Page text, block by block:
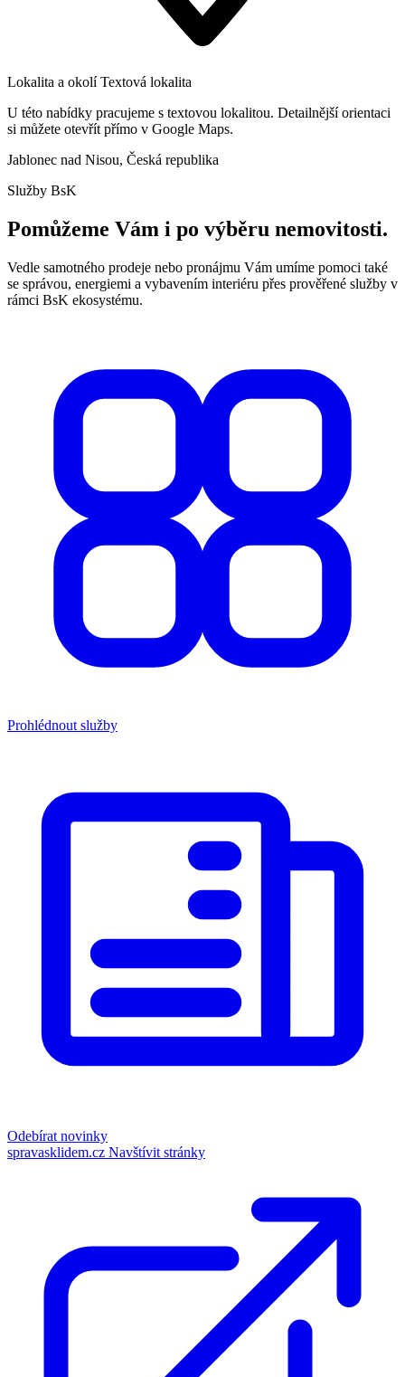
Lokalita a okolí Textová lokalita
U této nabídky pracujeme s textovou lokalitou. Detailnější orientaci
si můžete otevřít přímo v Google Maps.
Jablonec nad Nisou, Česká republika
Služby BsK
Pomůžeme Vám i po výběru nemovitosti.
Vedle samotného prodeje nebo pronájmu Vám umíme pomoci také
se správou, energiemi a vybavením interiéru přes prověřené služby v
rámci BsK ekosystému.
Prohlédnout služby
Odebírat novinky
spravasklidem.cz Navštívit stránky